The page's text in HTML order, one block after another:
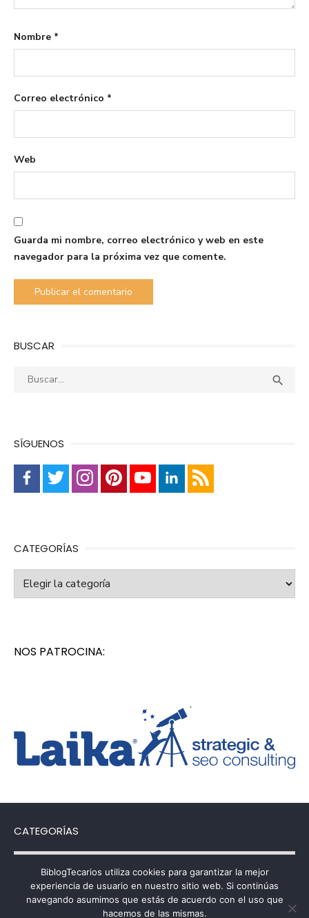
Nombre *
Correo electrónico *
Web
Guarda mi nombre, correo electrónico y web en este
navegador para la próxima vez que comente.
BUSCAR
Buscar: 
SÍGUENOS
CATEGORÍAS
Categorías
NOS PATROCINA:
CATEGORÍAS
Categorías
BiblogTecarios utiliza cookies para garantizar la mejor
experiencia de usuario en nuestro sitio web. Si continúas
navegando asumimos que estás de acuerdo con el uso que
hacemos de las mismas.